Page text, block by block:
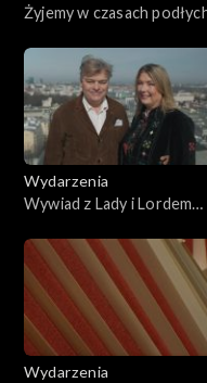
Żyjemy w czasach
Wydarzenia
Wywiad z Lady i Lordem
Wydarzenia